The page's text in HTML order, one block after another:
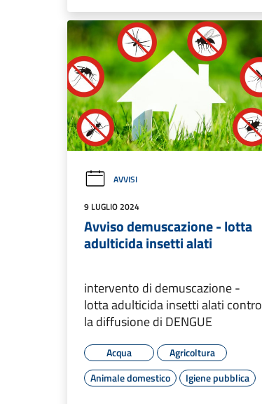
AVVISI
9 LUGLIO 2024
Avviso demuscazione - lotta
adulticida insetti alati
intervento di demuscazione -
lotta adulticida insetti alati contro
la diffusione di DENGUE
Acqua
Agricoltura
Animale domestico
Igiene pubblica